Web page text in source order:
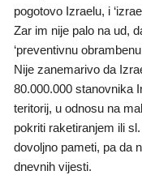
pogotovo Izraelu, i
Zar im nije palo na ud,
‘preventivnu
Nije zanemarivo da
80.000.000 stanovnika
teritorij, u odnosu na
pokriti raketiranjem ili
dovoljno pameti, pa da
dnevnih vijesti.